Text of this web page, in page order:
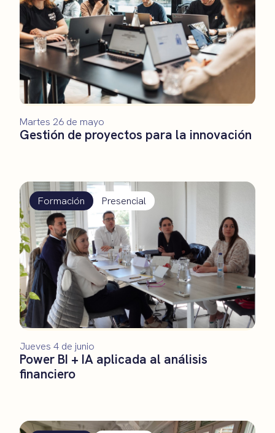
Gestión de proyectos para la innovación
Martes 26 de mayo
Formación Presencial
Power BI + IA aplicada al análisis
financiero
Jueves 4 de junio